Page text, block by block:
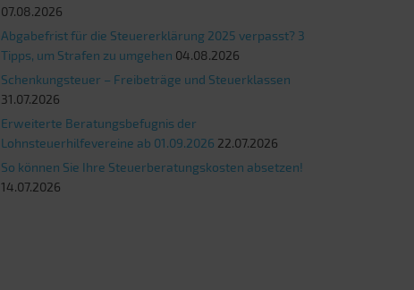
07.08.2026
Abgabefrist für die Steuererklärung 2025 verpasst? 3
Tipps, um Strafen zu umgehen 04.08.2026
Schenkungsteuer – Freibeträge und Steuerklassen
31.07.2026
Erweiterte Beratungsbefugnis der
Lohnsteuerhilfevereine ab 01.09.2026 22.07.2026
So können Sie Ihre Steuerberatungskosten absetzen!
14.07.2026